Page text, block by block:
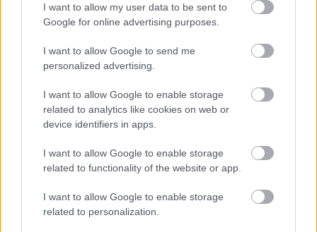
I want to allow my user data to be sent to
Google for online advertising purposes.
I want to allow Google to send me
personalized advertising.
I want to allow Google to enable storage
related to analytics like cookies on web or
device identifiers in apps.
I want to allow Google to enable storage
related to functionality of the website or app.
I want to allow Google to enable storage
related to personalization.
Προς το παρόν δεν υπάρχουν αναφορές ούτε για
τραυματίες, ούτε για εγκαυματίες.
⚠️ Ενεργοποίηση
1️⃣1️⃣2️⃣